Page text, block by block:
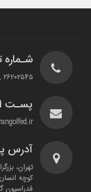
۲۶۲۰۲۵۴۵ _ ۲۶۲۰۲۵۷۵
پسـت
آدرس
تهران،
فدراسیون